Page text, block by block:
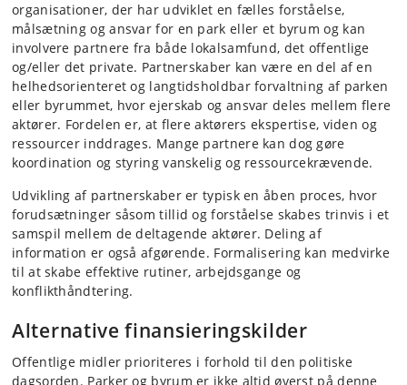
organisationer, der har udviklet en fælles forståelse,
målsætning og ansvar for en park eller et byrum og kan
involvere partnere fra både lokalsamfund, det offentlige
og/eller det private. Partnerskaber kan være en del af en
helhedsorienteret og langtidsholdbar forvaltning af parken
eller byrummet, hvor ejerskab og ansvar deles mellem flere
aktører. Fordelen er, at flere aktørers ekspertise, viden og
ressourcer inddrages. Mange partnere kan dog gøre
koordination og styring vanskelig og ressourcekrævende.
Udvikling af partnerskaber er typisk en åben proces, hvor
forudsætninger såsom tillid og forståelse skabes trinvis i et
samspil mellem de deltagende aktører. Deling af
information er også afgørende. Formalisering kan medvirke
til at skabe effektive rutiner, arbejdsgange og
konflikthåndtering.
Alternative finansieringskilder
Offentlige midler prioriteres i forhold til den politiske
dagsorden. Parker og byrum er ikke altid øverst på denne